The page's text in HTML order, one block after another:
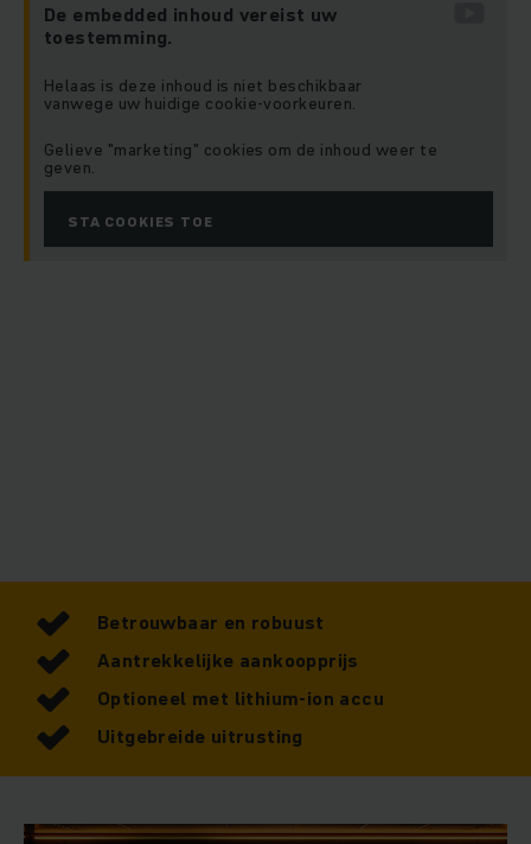
De embedded inhoud vereist uw
toestemming.
Helaas is deze inhoud is niet beschikbaar
vanwege uw huidige cookie-voorkeuren.
Gelieve "marketing" cookies om de inhoud weer te
geven.
STA COOKIES TOE
Betrouwbaar en robuust
Aantrekkelijke aankoopprijs
Optioneel met lithium-ion accu
Uitgebreide uitrusting